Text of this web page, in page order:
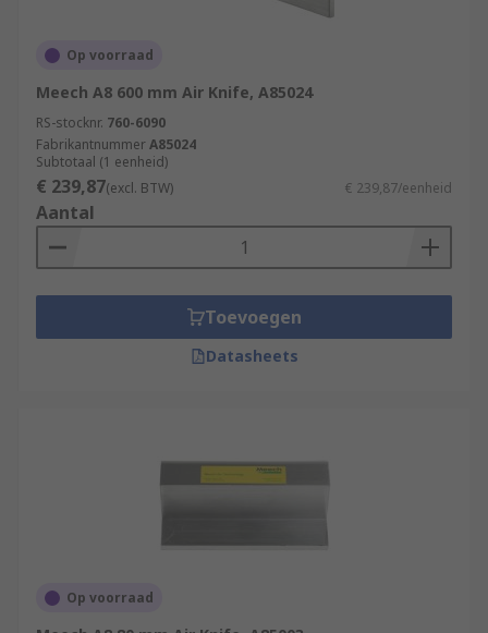
Op voorraad
Meech A8 600 mm Air Knife, A85024
RS-stocknr. 760-6090
FabrikantnummerA85024
Subtotaal (1 eenheid)
€ 239,87(excl. BTW) € 239,87/eenheid
Aantal
Toevoegen
Datasheets
Op voorraad